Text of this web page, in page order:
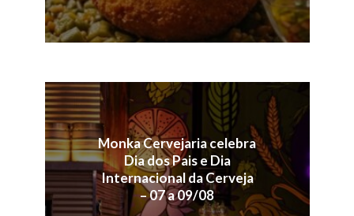
Monka Cervejaria celebra
Dia dos Pais e Dia
Internacional da Cerveja
– 07 a 09/08